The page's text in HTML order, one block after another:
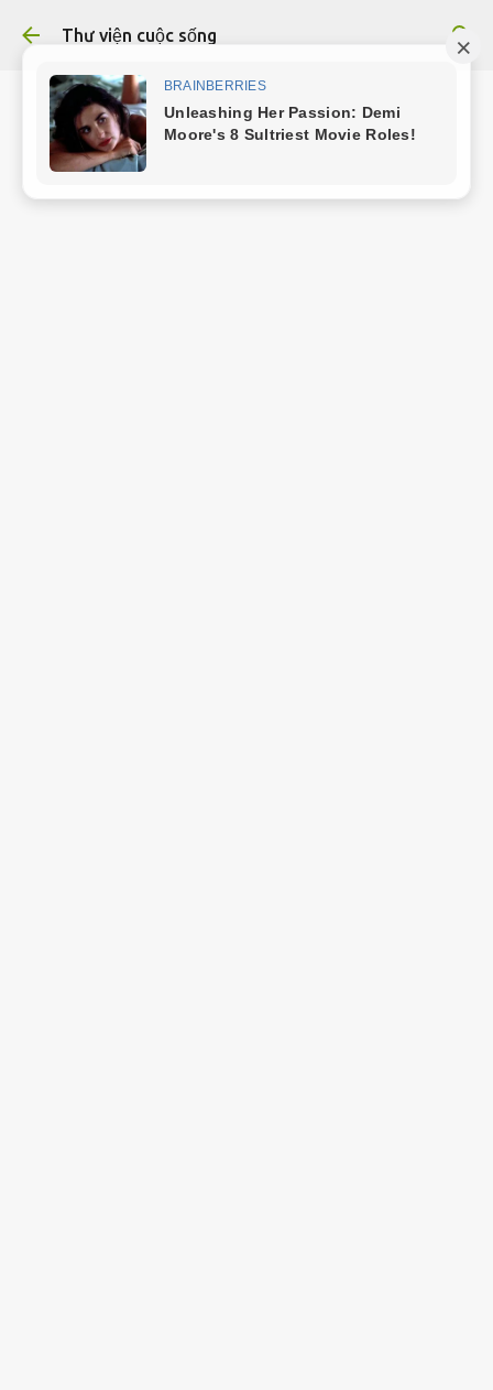
Chuyển đến nội dung chính
Thư viện cuộc sống